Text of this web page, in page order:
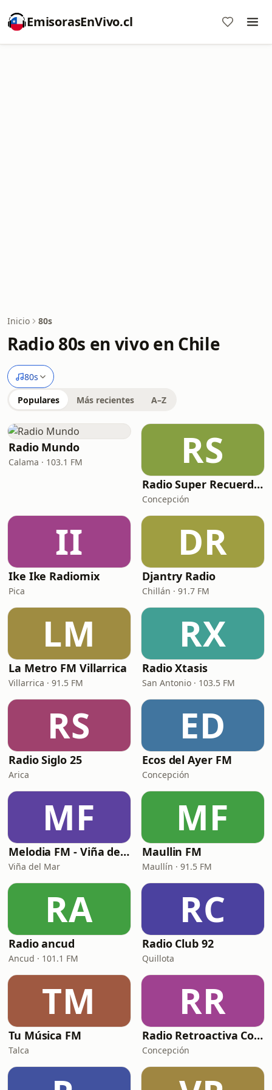
EmisorasEnVivo.cl
Inicio 80s
Radio 80s en vivo en Chile
80s
Populares Más recientes A–Z
Radio Mundo
Calama · 103.1 FM RS
Radio Super Recuerdos
Concepción
II
Ike Ike Radiomix
Pica
DR
Djantry Radio
Chillán · 91.7 FM
LM
La Metro FM Villarrica
Villarrica · 91.5 FM
RX
Radio Xtasis
San Antonio · 103.5 FM
RS
Radio Siglo 25
Arica
ED
Ecos del Ayer FM
Concepción
MF
Melodia FM - Viña del Mar
Viña del Mar
MF
Maullin FM
Maullín · 91.5 FM
RA
Radio ancud
Ancud · 101.1 FM
RC
Radio Club 92
Quillota
TM
Tu Música FM
Talca
RR
Radio Retroactiva Concepcion
Concepción